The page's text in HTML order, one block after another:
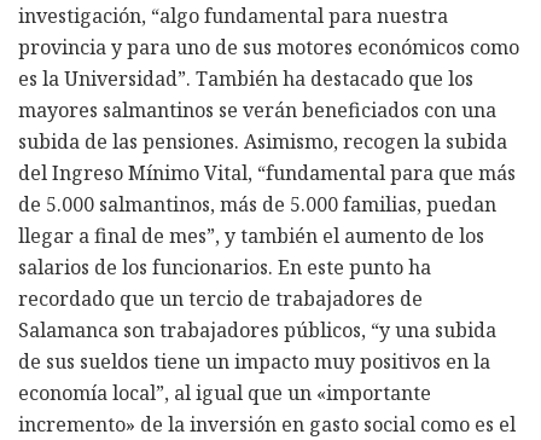
investigación, “algo fundamental para nuestra
provincia y para uno de sus motores económicos como
es la Universidad”. También ha destacado que los
mayores salmantinos se verán beneficiados con una
subida de las pensiones. Asimismo, recogen la subida
del Ingreso Mínimo Vital, “fundamental para que más
de 5.000 salmantinos, más de 5.000 familias, puedan
llegar a final de mes”, y también el aumento de los
salarios de los funcionarios. En este punto ha
recordado que un tercio de trabajadores de
Salamanca son trabajadores públicos, “y una subida
de sus sueldos tiene un impacto muy positivos en la
economía local”, al igual que un «importante
incremento» de la inversión en gasto social como es el